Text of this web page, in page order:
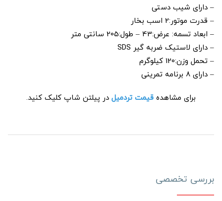
– دارای شیب دستی
– قدرت موتور:2 اسب بخار
– ابعاد تسمه: عرض:43 – طول:205 سانتی متر
– دارای لاستیک ضربه گیر SDS
– تحمل وزن:120 کیلوگرم
– دارای 8 برنامه تمرینی
برای مشاهده قیمت تردمیل در پیلتن شاپ کلیک کنید.
بررسی تخصصی